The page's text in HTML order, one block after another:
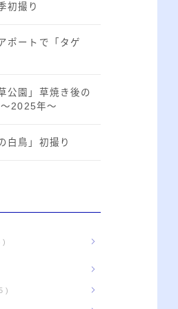
初撮り
ポートで「タゲ
公園」草焼き後の
2025年～
白鳥」初撮り